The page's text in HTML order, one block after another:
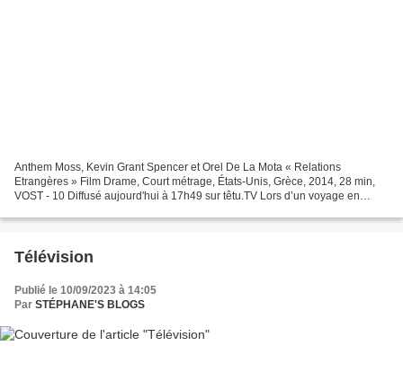
Anthem Moss, Kevin Grant Spencer et Orel De La Mota « Relations
Etrangères » Film Drame, Court métrage, États-Unis, Grèce, 2014, 28 min,
VOST - 10 Diffusé aujourd'hui à 17h49 sur têtu.TV Lors d’un voyage en
Télévision
Publié le 10/09/2023 à 14:05
Par STÉPHANE'S BLOGS